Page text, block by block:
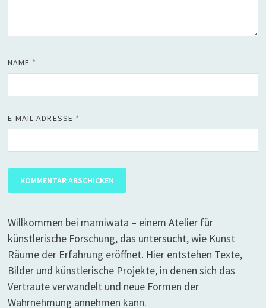
NAME *
E-MAIL-ADRESSE *
Willkommen bei mamiwata – einem Atelier für
künstlerische Forschung, das untersucht, wie Kunst
Räume der Erfahrung eröffnet. Hier entstehen Texte,
Bilder und künstlerische Projekte, in denen sich das
Vertraute verwandelt und neue Formen der
Wahrnehmung annehmen kann.